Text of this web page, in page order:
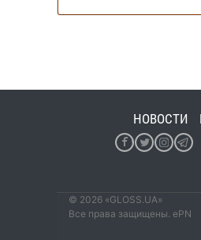
НОВОСТИ
© 2026 «GLOSS.UA»
Все права защищены. ePN